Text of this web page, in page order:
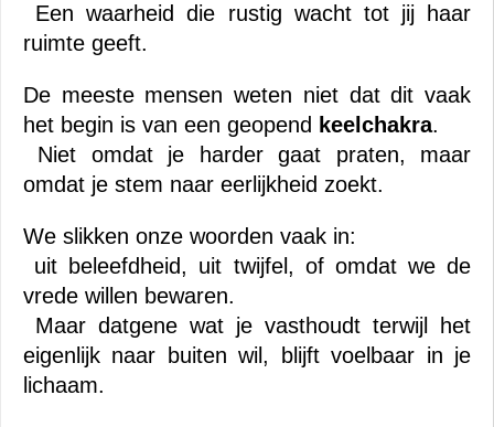
Een waarheid die rustig wacht tot jij haar
ruimte geeft.
De meeste mensen weten niet dat dit vaak
het begin is van een geopend keelchakra.
Niet omdat je harder gaat praten, maar
omdat je stem naar eerlijkheid zoekt.
We slikken onze woorden vaak in:
uit beleefdheid, uit twijfel, of omdat we de
vrede willen bewaren.
Maar datgene wat je vasthoudt terwijl het
eigenlijk naar buiten wil, blijft voelbaar in je
lichaam.